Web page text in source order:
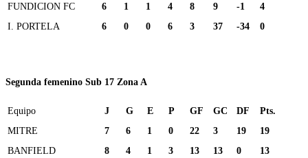
FUNDICION FC
6 1 1 4 8 9 -1
4
I. PORTELA
6 0 0 6 3 37 -34 0
Segunda femenino Sub 17 Zona A
Equipo J G E P GF GC DF
Pts.
MITRE
7 6 1 0 22 3 19
19
BANFIELD
8 4 1 3 13 13 0
13